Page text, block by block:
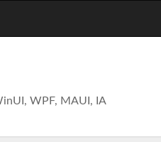
WPF, MAUI, IA